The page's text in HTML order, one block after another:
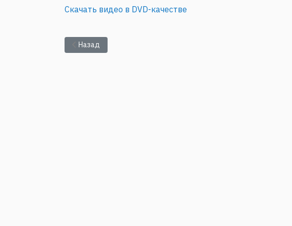
Скачать видео в DVD-качестве
Предыдущий: C. Holm: Electrophoresis of charged macromolecules
Назад